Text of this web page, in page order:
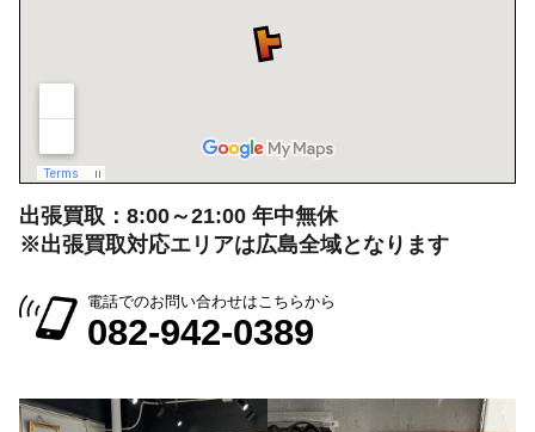
出張買取：8:00～21:00 年中無休
※出張買取対応エリアは広島全域となります
電話でのお問い合わせはこちらから
082-942-0389